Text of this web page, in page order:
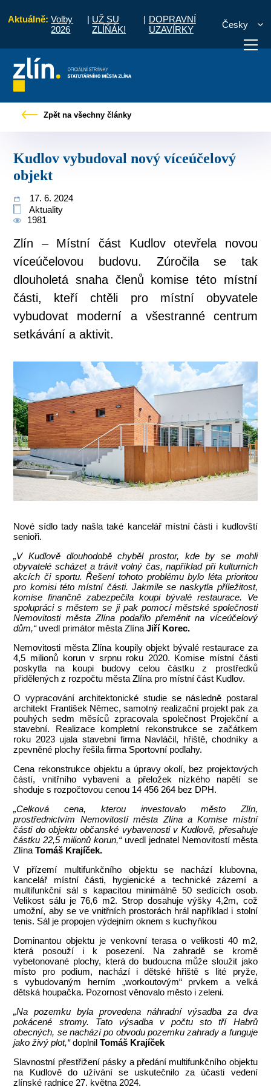
Aktuálně: Volby
2026
| UŽ SU
ZLÍŇÁK!
| DOPRAVNÍ
UZAVÍRKY
Česky
vyřídit Potřebuji zaplatit
Zpět na všechny články
Kudlov vybudoval nový víceúčelový
objekt
17. 6. 2024
Aktuality
1981
Zlín – Místní část Kudlov otevřela novou
víceúčelovou budovu. Zúročila se tak
dlouholetá snaha členů komise této místní
části, kteří chtěli pro místní obyvatele
vybudovat moderní a všestranné centrum
setkávání a aktivit.
Nové sídlo tady našla také kancelář místní části i kudlovští
senioři.
„V Kudlově dlouhodobě chyběl prostor, kde by se mohli
obyvatelé scházet a trávit volný čas, například při kulturních
akcích či sportu. Řešení tohoto problému bylo léta prioritou
pro komisi této místní části. Jakmile se naskytla příležitost,
komise finančně zabezpečila koupi bývalé restaurace. Ve
spolupráci s městem se ji pak pomocí městské společnosti
Nemovitosti města Zlína podařilo přeměnit na víceúčelový
dům,“uvedl primátor města ZlínaJiří Korec.
Nemovitosti města Zlína koupily objekt bývalé restaurace za
4,5 milionů korun v srpnu roku 2020. Komise místní části
poskytla na koupi budovy celou částku z prostředků
přidělených z rozpočtu města Zlína pro místní část Kudlov.
O vypracování architektonické studie se následně postaral
architekt František Němec, samotný realizační projekt pak za
pouhých sedm měsíců zpracovala společnost Projekční a
stavební. Realizace kompletní rekonstrukce se začátkem
roku 2023 ujala stavební firma Navláčil, hřiště, chodníky a
zpevněné plochy řešila firma Sportovní podlahy.
Cena rekonstrukce objektu a úpravy okolí, bez projektových
částí, vnitřního vybavení a přeložek nízkého napětí se
shoduje s rozpočtovou cenou 14 456 264 bez DPH.
„Celková cena, kterou investovalo město Zlín,
prostřednictvím Nemovitostí města Zlína a Komise místní
části do objektu občanské vybavenosti v Kudlově, přesahuje
částku 22,5 milionů korun,“ uvedl jednatel Nemovitostí města
ZlínaTomáš Krajíček.
V přízemí multifunkčního objektu se nachází klubovna,
kancelář místní části, hygienické a technické zázemí a
multifunkční sál s kapacitou minimálně 50 sedících osob.
Velikost sálu je 76,6 m2. Strop dosahuje výšky 4,2m, což
umožní, aby se ve vnitřních prostorách hrál například i stolní
tenis. Sál je propojen výdejním oknem s kuchyňkou
Dominantou objektu je venkovní terasa o velikosti 40 m2,
která posouží i k posezení. Na zahradě se kromě
vybetonované plochy, která do budoucna může sloužit jako
místo pro podium, nachází i dětské hřiště s lité pryže,
s vybudovaným herním „workoutovým“ prvkem a velká
dětská houpačka. Pozornost věnovalo město i zeleni.
„Na pozemku byla provedena náhradní výsadba za dva
pokácené stromy. Tato výsadba v počtu sto tří Habrů
obecných, se nachází po obvodu pozemku zahrady a funguje
jako živý plot,“doplnilTomáš Krajíček
Slavnostní přestřižení pásky a předání multifunkčního objektu
na Kudlově do užívání se uskutečnilo za účasti vedení
zlínské radnice 27. května 2024.